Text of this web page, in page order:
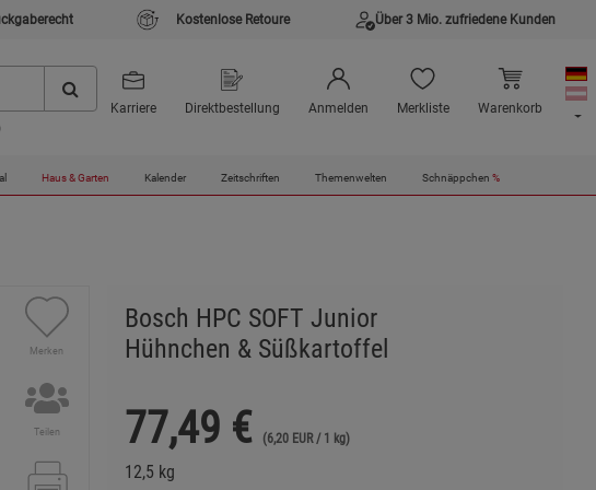
Kostenlose Retoure Über 3 Mio. zufriedene Kunden
Karriere Direktbestellung Anmelden Merkliste Warenkorb
Haus & Garten Kalender Zeitschriften Themenwelten Schnäppchen %
Merken
Teilen
Bosch HPC SOFT Junior
Hühnchen & Süßkartoffel
77,49 € (6,20 EUR / 1 kg)
12,5 kg